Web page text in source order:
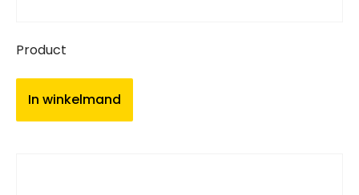
Product
In winkelmand